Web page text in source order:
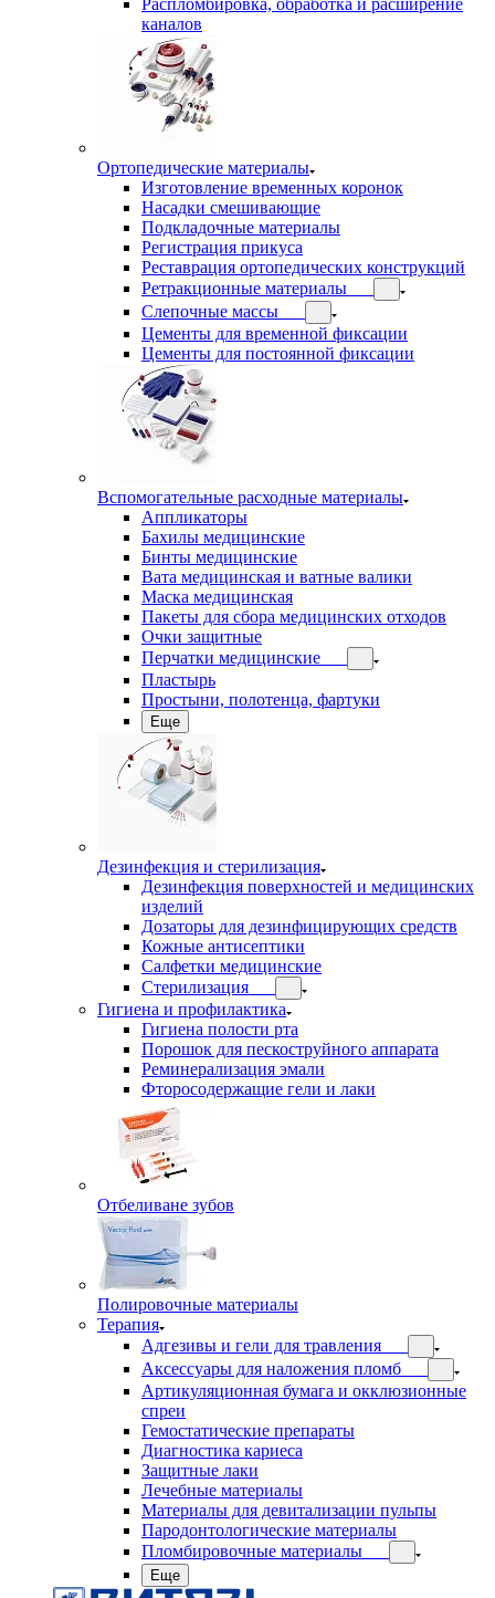
Распломбировка, обработка и расширение
каналов
Ортопедические материалы
Изготовление временных коронок
Насадки смешивающие
Подкладочные материалы
Регистрация прикуса
Реставрация ортопедических конструкций
Ретракционные материалы
Слепочные массы
Цементы для временной фиксации
Цементы для постоянной фиксации
Вспомогательные расходные материалы
Аппликаторы
Бахилы медицинские
Бинты медицинские
Вата медицинская и ватные валики
Маска медицинская
Пакеты для сбора медицинских отходов
Очки защитные
Перчатки медицинские
Пластырь
Простыни, полотенца, фартуки
Еще
Дезинфекция и стерилизация
Дезинфекция поверхностей и медицинских
изделий
Дозаторы для дезинфицирующих средств
Кожные антисептики
Салфетки медицинские
Стерилизация
Гигиена и профилактика
Гигиена полости рта
Порошок для пескоструйного аппарата
Реминерализация эмали
Фторосодержащие гели и лаки
Отбеливане зубов
Полировочные материалы
Терапия
Адгезивы и гели для травления
Аксессуары для наложения пломб
Артикуляционная бумага и окклюзионные
спреи
Гемостатические препараты
Диагностика кариеса
Защитные лаки
Лечебные материалы
Материалы для девитализации пульпы
Пародонтологические материалы
Пломбировочные материалы
Еще